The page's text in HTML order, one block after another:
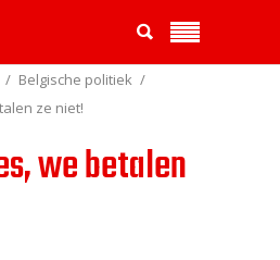
Belgische politiek
ze niet!
we betalen